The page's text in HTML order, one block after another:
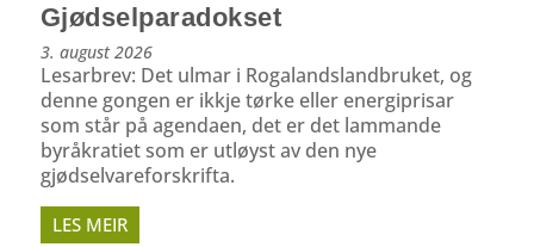
Gjødselparadokset
3. august 2026
Lesarbrev: Det ulmar i Rogalandslandbruket, og
denne gongen er ikkje tørke eller energiprisar
som står på agendaen, det er det lammande
byråkratiet som er utløyst av den nye
gjødselvareforskrifta.
LES MEIR